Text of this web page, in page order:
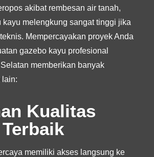
akibat rembesan air tanah,
kayu melengkung sangat tinggi jika
Mempercayakan proyek Anda
gazebo kayu profesional
memberikan banyak
lain:
Kualitas
memiliki akses langsung ke